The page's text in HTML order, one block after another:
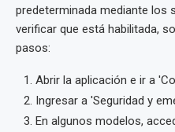
predeterminada mediante los
verificar que está habilitada,
pasos:
Abrir la aplicación e ir a
Ingresar a 'Seguridad y
En algunos modelos,